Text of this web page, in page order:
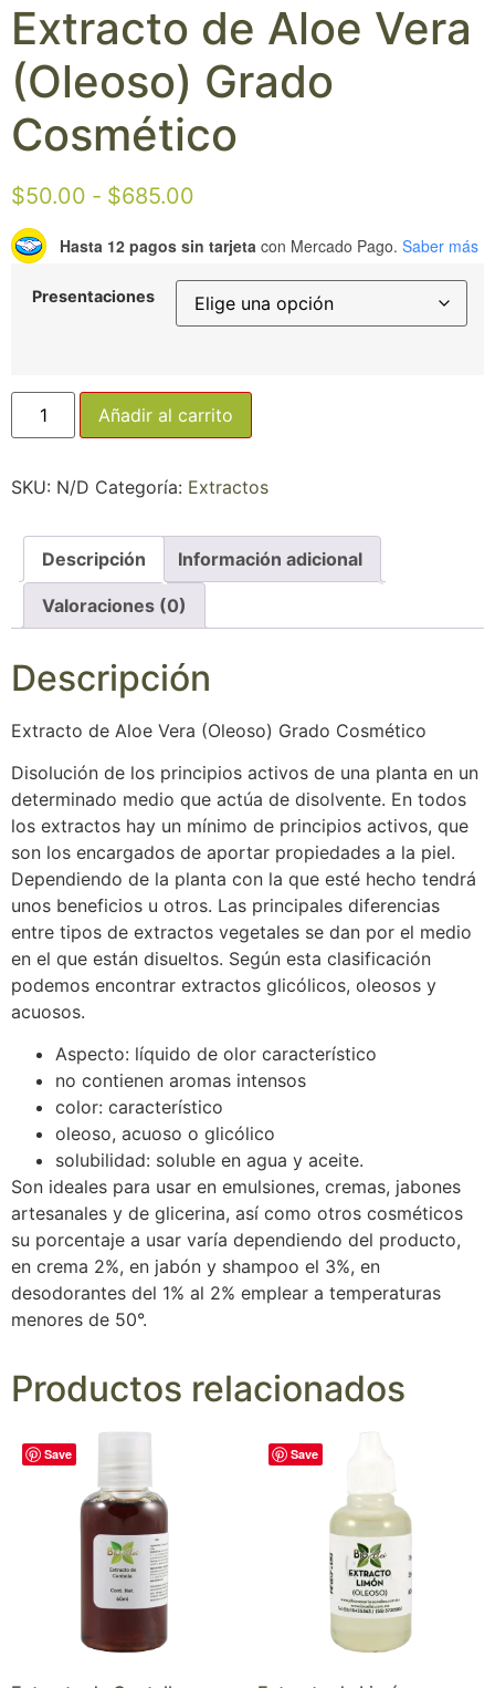
Extracto de Aloe Vera
(Oleoso) Grado
Cosmético
$50.00 - $685.00
Hasta 12 pagos sin tarjeta con Mercado Pago. Saber más
Presentaciones
Añadir al carrito
SKU: N/D Categoría: Extractos
Descripción Información adicional
Valoraciones (0)
Descripción
Extracto de Aloe Vera (Oleoso) Grado Cosmético
Disolución de los principios activos de una planta en un
determinado medio que actúa de disolvente. En todos
los extractos hay un mínimo de principios activos, que
son los encargados de aportar propiedades a la piel.
Dependiendo de la planta con la que esté hecho tendrá
unos beneficios u otros. Las principales diferencias
entre tipos de extractos vegetales se dan por el medio
en el que están disueltos. Según esta clasificación
podemos encontrar extractos glicólicos, oleosos y
acuosos.
Aspecto: líquido de olor característico
no contienen aromas intensos
color: característico
oleoso, acuoso o glicólico
solubilidad: soluble en agua y aceite.
Son ideales para usar en emulsiones, cremas, jabones
artesanales y de glicerina, así como otros cosméticos
su porcentaje a usar varía dependiendo del producto,
en crema 2%, en jabón y shampoo el 3%, en
desodorantes del 1% al 2% emplear a temperaturas
menores de 50°.
Productos relacionados
Save Save